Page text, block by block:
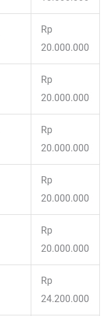
Rp
20.000.000
Rp
20.000.000
Rp
20.000.000
Rp
20.000.000
Rp
20.000.000
Rp
24.200.000